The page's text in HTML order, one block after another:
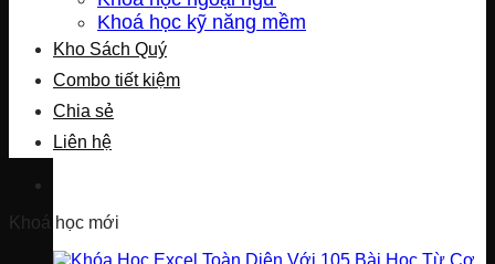
Khoá học kỹ năng mềm
Kho Sách Quý
Combo tiết kiệm
Chia sẻ
Liên hệ
Khoá học mới